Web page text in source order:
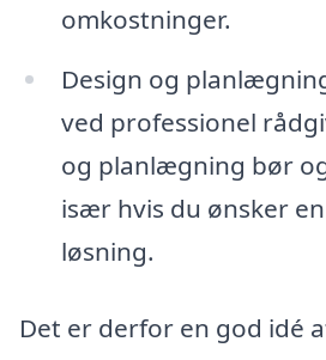
omkostninger.
Design og
ved professionel
og planlægning bør
især hvis du ønsker
løsning.
Det er derfor en god idé